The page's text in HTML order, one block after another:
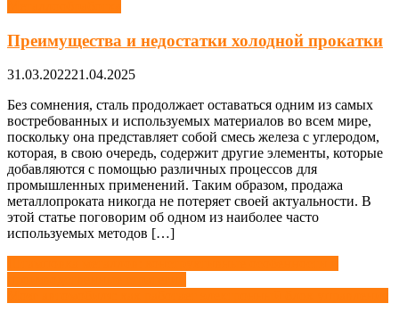
Преимущества и недостатки холодной прокатки
31.03.202221.04.2025
Без сомнения, сталь продолжает оставаться одним из самых
востребованных и используемых материалов во всем мире,
поскольку она представляет собой смесь железа с углеродом,
которая, в свою очередь, содержит другие элементы, которые
добавляются с помощью различных процессов для
промышленных применений. Таким образом, продажа
металлопроката никогда не потеряет своей актуальности. В
этой статье поговорим об одном из наиболее часто
используемых методов […]
Навигация
по